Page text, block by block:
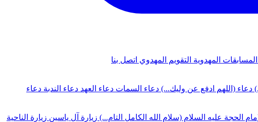
المسابقات المهدوية التقويم المهدوي اتصل بنا
دعاء (اللهم ادفع عن وليك...) دعاء السمات دعاء العهد دعاء الندبة دعاء
الحجة عليه السلام (سلام الله الكامل التام...) زيارة آل ياسين زيارة الناحية